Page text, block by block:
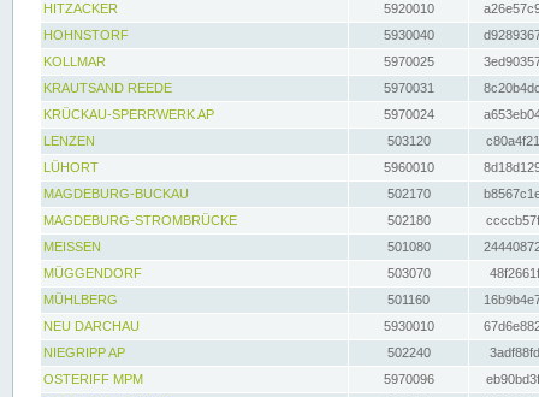
HITZACKER
5920010
HOHNSTORF
5930040
KOLLMAR
5970025
KRAUTSAND REEDE
5970031
KRÜCKAU-SPERRWERK AP
5970024
LENZEN
503120
LÜHORT
5960010
MAGDEBURG-BUCKAU
502170
MAGDEBURG-STROMBRÜCKE
502180
MEISSEN
501080
MÜGGENDORF
503070
MÜHLBERG
501160
NEU DARCHAU
5930010
NIEGRIPP AP
502240
OSTERIFF MPM
5970096